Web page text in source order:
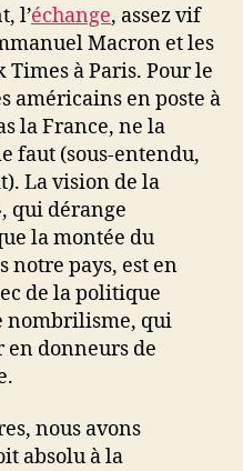
l’échange, assez vif
Macron et les
à Paris. Pour le
américains en poste à
la France, ne la
faut (sous-entendu,
La vision de la
qui dérange
la montée du
notre pays, est en
de la politique
nombrilisme, qui
en donneurs de
nous avons
absolu à la